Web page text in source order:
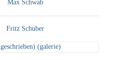
Max Schwab
Fritz Schuber